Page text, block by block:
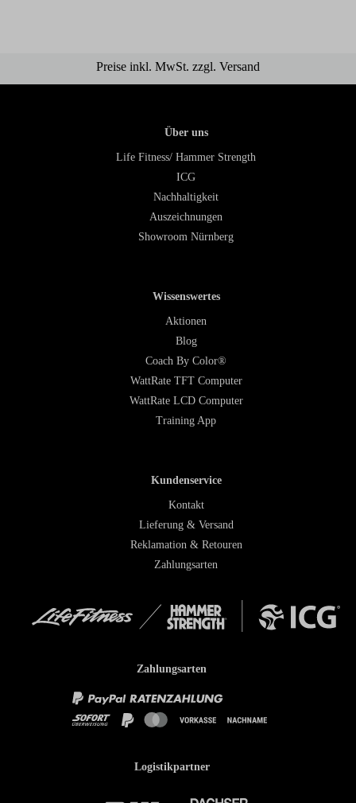
Preise inkl. MwSt. zzgl. Versand
Über uns
Life Fitness/ Hammer Strength
ICG
Nachhaltigkeit
Auszeichnungen
Showroom Nürnberg
Wissenswertes
Aktionen
Blog
Coach By Color®
WattRate TFT Computer
WattRate LCD Computer
Training App
Kundenservice
Kontakt
Lieferung & Versand
Reklamation & Retouren
Zahlungsarten
Zahlungsarten
Logistikpartner